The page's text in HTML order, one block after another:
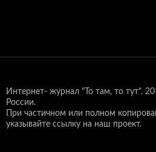
Интернет- журнал "То там, то тут".
России.
При частичном или полном
указывайте ссылку на наш проект.